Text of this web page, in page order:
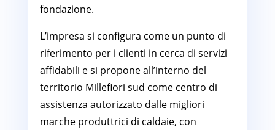
fondazione.
L’impresa si configura come un punto di
riferimento per i clienti in cerca di servizi
affidabili e si propone all’interno del
territorio Millefiori sud come centro di
assistenza autorizzato dalle migliori
marche produttrici di caldaie, con